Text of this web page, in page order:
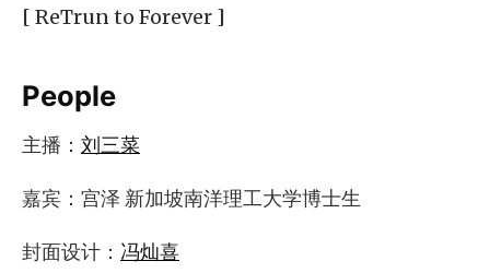
[ ReTrun to Forever ]
People
主播： 刘三菜
嘉宾：宫泽 新加坡南洋理工大学博士生
封面设计： 冯灿喜